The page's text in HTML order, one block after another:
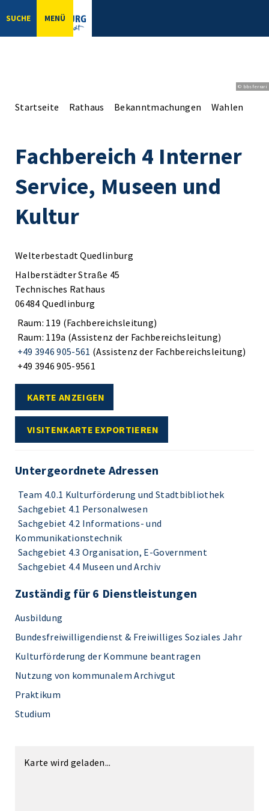
SUCHE MENÜ
© bbsferrari
Startseite Rathaus Bekanntmachungen Wahlen
Fachbereich 4 Interner
Service, Museen und
Kultur
Welterbestadt Quedlinburg
Halberstädter Straße 45
Technisches Rathaus
06484 Quedlinburg
Raum: 119 (Fachbereichsleitung)
Raum: 119a (Assistenz der Fachbereichsleitung)
+49 3946 905-561 (Assistenz der Fachbereichsleitung)
+49 3946 905-9561
KARTE ANZEIGEN
VISITENKARTE EXPORTIEREN
Untergeordnete Adressen
Team 4.0.1 Kulturförderung und Stadtbibliothek
Sachgebiet 4.1 Personalwesen
Sachgebiet 4.2 Informations- und
Kommunikationstechnik
Sachgebiet 4.3 Organisation, E-Government
Sachgebiet 4.4 Museen und Archiv
Zuständig für 6 Dienstleistungen
Ausbildung
Bundesfreiwilligendienst & Freiwilliges Soziales Jahr
Kulturförderung der Kommune beantragen
Nutzung von kommunalem Archivgut
Praktikum
Studium
Karte wird geladen...